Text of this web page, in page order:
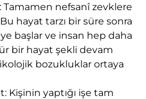
Tamamen nefsanî zevklere
hayat tarzı bir süre sonra
başlar ve insan hep daha
bir hayat şekli devam
bozukluklar ortaya
Kişinin yaptığı işe tam